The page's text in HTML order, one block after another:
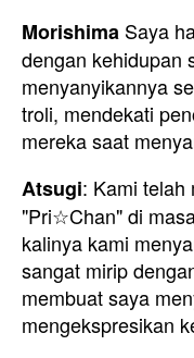
Morishima Saya
dengan kehidupan
menyanyikannya
troli, mendekati
mereka saat
Atsugi: Kami telah
"Pri☆Chan" di
kalinya kami
sangat mirip
membuat saya
mengekspresikan